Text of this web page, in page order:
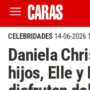
CELEBRIDADES 14-06-2026
Daniela
hijos, Elle y